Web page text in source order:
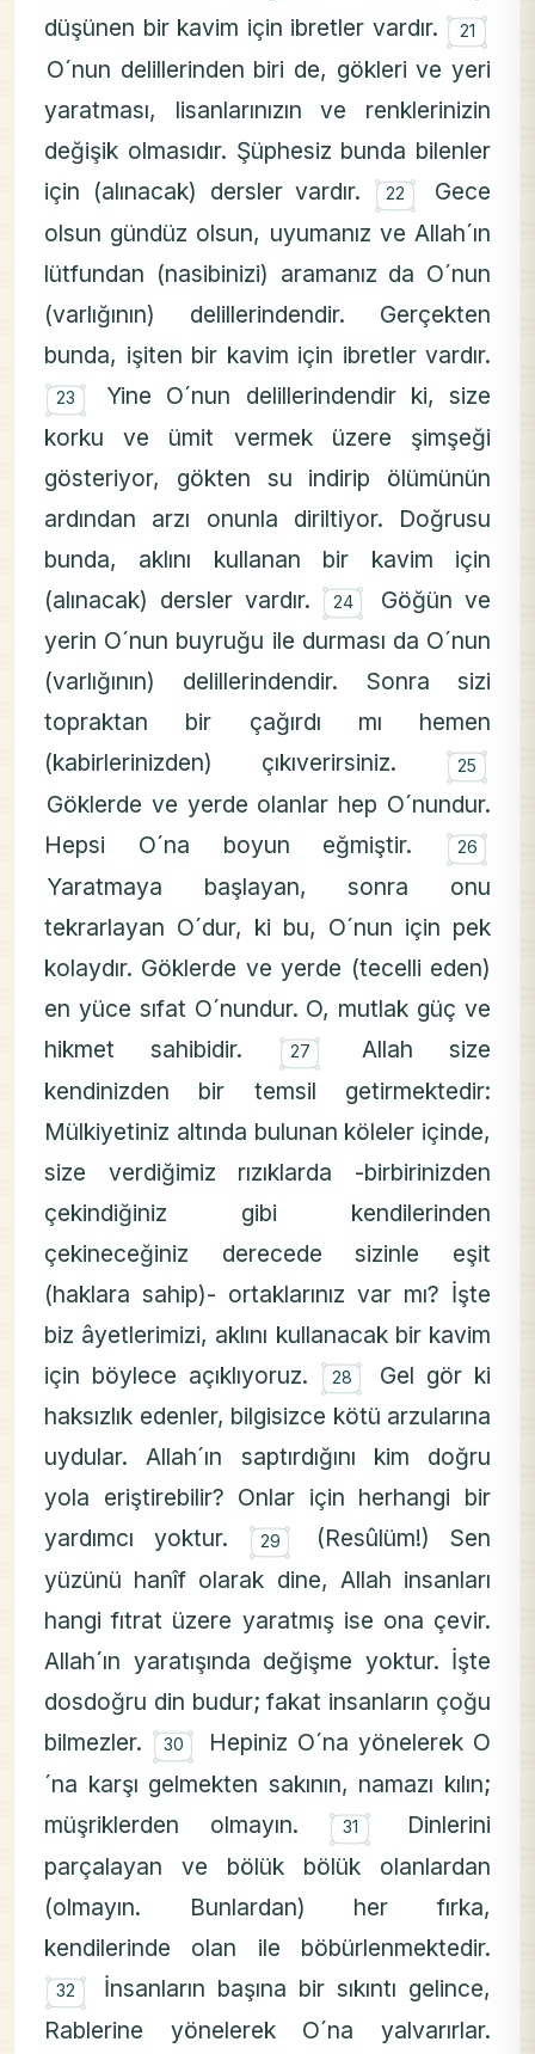
düşünen bir kavim için ibretler vardır. ۝
21
O´nun delillerinden biri de, gökleri ve yeri
yaratması, lisanlarınızın ve renklerinizin
değişik olmasıdır. Şüphesiz bunda bilenler
için (alınacak) dersler vardır. ۝
22
Gece
olsun gündüz olsun, uyumanız ve Allah´ın
lütfundan (nasibinizi) aramanız da O´nun
(varlığının) delillerindendir. Gerçekten
bunda, işiten bir kavim için ibretler vardır.
۝
23
Yine O´nun delillerindendir ki, size
korku ve ümit vermek üzere şimşeği
gösteriyor, gökten su indirip ölümünün
ardından arzı onunla diriltiyor. Doğrusu
bunda, aklını kullanan bir kavim için
(alınacak) dersler vardır. ۝
24
Göğün ve
yerin O´nun buyruğu ile durması da O´nun
(varlığının) delillerindendir. Sonra sizi
topraktan bir çağırdı mı hemen
(kabirlerinizden) çıkıverirsiniz. ۝
25
Göklerde ve yerde olanlar hep O´nundur.
Hepsi O´na boyun eğmiştir. ۝
26
Yaratmaya başlayan, sonra onu
tekrarlayan O´dur, ki bu, O´nun için pek
kolaydır. Göklerde ve yerde (tecelli eden)
en yüce sıfat O´nundur. O, mutlak güç ve
hikmet sahibidir. ۝
27
Allah size
kendinizden bir temsil getirmektedir:
Mülkiyetiniz altında bulunan köleler içinde,
size verdiğimiz rızıklarda -birbirinizden
çekindiğiniz gibi kendilerinden
çekineceğiniz derecede sizinle eşit
(haklara sahip)- ortaklarınız var mı? İşte
biz âyetlerimizi, aklını kullanacak bir kavim
için böylece açıklıyoruz. ۝
28
Gel gör ki
haksızlık edenler, bilgisizce kötü arzularına
uydular. Allah´ın saptırdığını kim doğru
yola eriştirebilir? Onlar için herhangi bir
yardımcı yoktur. ۝
29
(Resûlüm!) Sen
yüzünü hanîf olarak dine, Allah insanları
hangi fıtrat üzere yaratmış ise ona çevir.
Allah´ın yaratışında değişme yoktur. İşte
dosdoğru din budur; fakat insanların çoğu
bilmezler. ۝
30
Hepiniz O´na yönelerek O
´na karşı gelmekten sakının, namazı kılın;
müşriklerden olmayın. ۝
31
Dinlerini
parçalayan ve bölük bölük olanlardan
(olmayın. Bunlardan) her fırka,
kendilerinde olan ile böbürlenmektedir.
۝
32
İnsanların başına bir sıkıntı gelince,
Rablerine yönelerek O´na yalvarırlar.